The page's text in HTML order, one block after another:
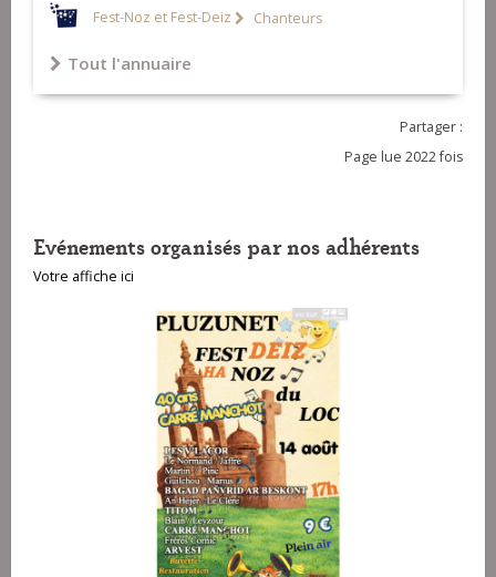
Fest-Noz et Fest-Deiz Chanteurs
Tout l'annuaire
Partager :
Page lue 2022 fois
Evénements organisés par nos adhérents
Votre affiche ici